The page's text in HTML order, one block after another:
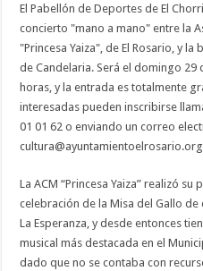
El Pabellón de Deportes de El
concierto "mano a mano" entre la
"Princesa Yaiza", de El Rosario, y
de Candelaria. Será el domingo 29
horas, y la entrada es totalmente
interesadas pueden inscribirse
01 01 62 o enviando un correo
La ACM “Princesa Yaiza” realizó
celebración de la Misa del Gallo
La Esperanza, y desde entonces
musical más destacada en el
dado que no se contaba con